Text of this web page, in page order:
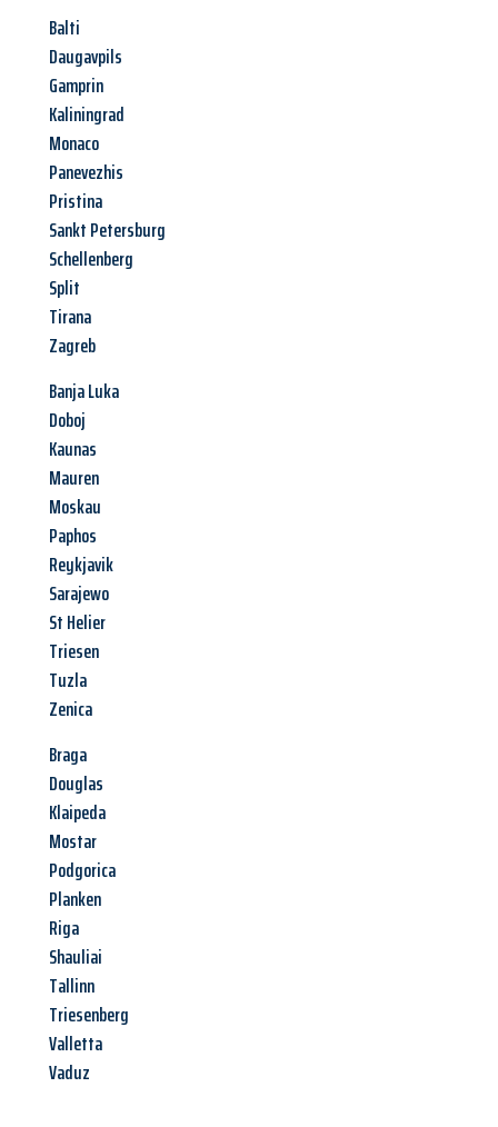
Balti
Daugavpils
Gamprin
Kaliningrad
Monaco
Panevezhis
Pristina
Sankt Petersburg
Schellenberg
Split
Tirana
Zagreb
Banja Luka
Doboj
Kaunas
Mauren
Moskau
Paphos
Reykjavik
Sarajewo
St Helier
Triesen
Tuzla
Zenica
Braga
Douglas
Klaipeda
Mostar
Podgorica
Planken
Riga
Shauliai
Tallinn
Triesenberg
Valletta
Vaduz